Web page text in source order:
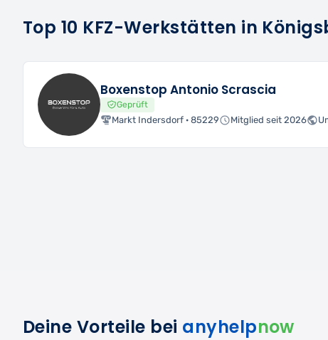
Top 10 KFZ-Werkstätten in
Boxenstop Antonio Scrascia
Geprüft
Markt Indersdorf · 85229 Mitglied seit 2026
Deine Vorteile bei anyhelpnow